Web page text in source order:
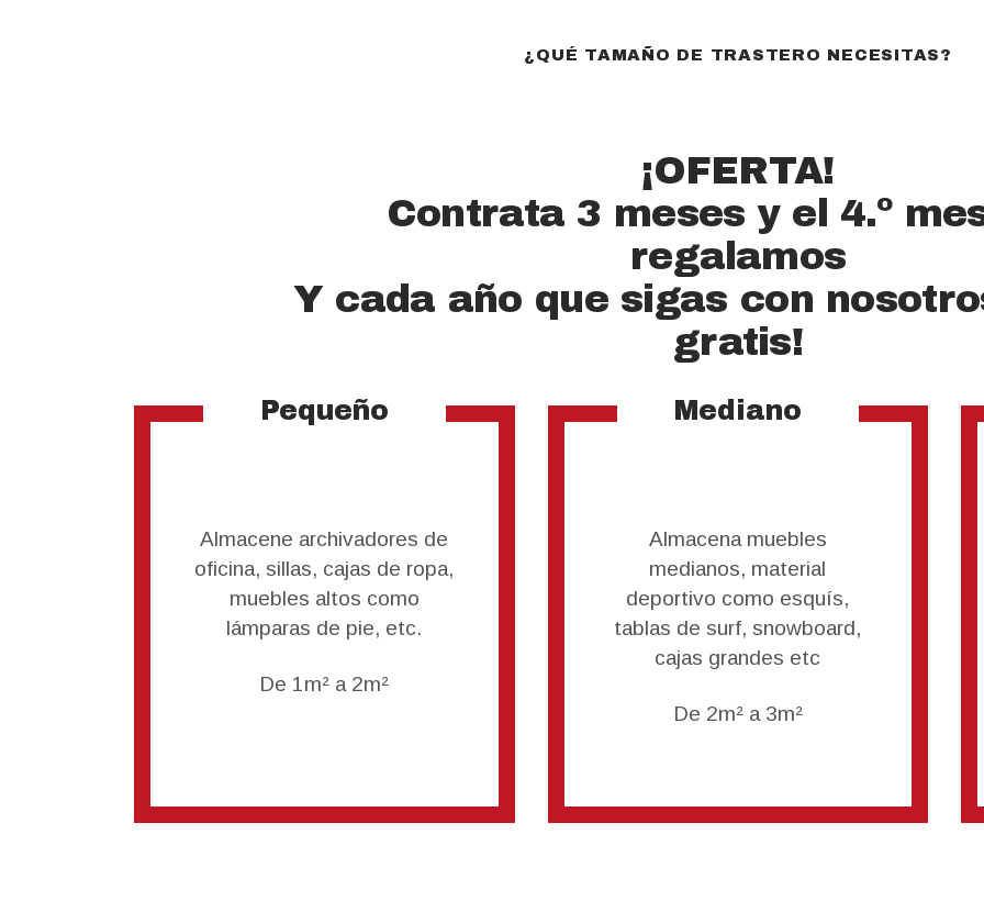
¿QUÉ TAMAÑO DE TRASTERO NECESITAS?
¡OFERTA!
Contrata 3 meses y el 4.º
regalamos
Y cada año que sigas con
gratis!
Pequeño
Almacene archivadores de
oficina, sillas, cajas de ropa,
muebles altos como
lámparas de pie, etc.
De 1m² a 2m²
Mediano
Almacena muebles
medianos, material
deportivo como esquís,
tablas de surf, snowboard,
cajas grandes etc
De 2m² a 3m²